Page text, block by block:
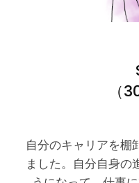
（
自分のキャリアを棚
ました。自分自身の